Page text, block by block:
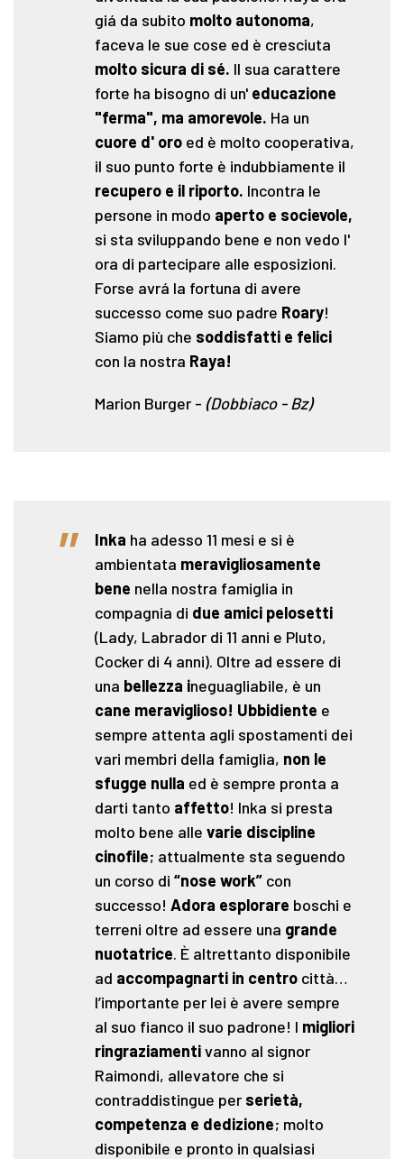
giá da subito molto autonoma,
faceva le sue cose ed è cresciuta
molto sicura di sé. Il sua carattere
forte ha bisogno di un' educazione
"ferma", ma amorevole. Ha un
cuore d' oro ed è molto cooperativa,
il suo punto forte è indubbiamente il
recupero e il riporto. Incontra le
persone in modo aperto e socievole,
si sta sviluppando bene e non vedo l'
ora di partecipare alle esposizioni.
Forse avrá la fortuna di avere
successo come suo padre Roary!
Siamo più che soddisfatti e felici
con la nostra Raya!
Marion Burger - (Dobbiaco - Bz)
" Inka ha adesso 11 mesi e si è
ambientata meravigliosamente
bene nella nostra famiglia in
compagnia di due amici pelosetti
(Lady, Labrador di 11 anni e Pluto,
Cocker di 4 anni). Oltre ad essere di
una bellezza ineguagliabile, è un
cane meraviglioso! Ubbidiente e
sempre attenta agli spostamenti dei
vari membri della famiglia, non le
sfugge nulla ed è sempre pronta a
darti tanto affetto! Inka si presta
molto bene alle varie discipline
cinofile; attualmente sta seguendo
un corso di “nose work” con
successo! Adora esplorare boschi e
terreni oltre ad essere una grande
nuotatrice. È altrettanto disponibile
ad accompagnarti in centro città…
l’importante per lei è avere sempre
al suo fianco il suo padrone! I migliori
ringraziamentivanno al signor
Raimondi, allevatore che si
contraddistingue per serietà,
competenza e dedizione; molto
disponibile e pronto in qualsiasi